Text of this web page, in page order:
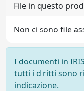
File in questo
Non ci sono file
I documenti in
tutti i diritti sono
indicazione.